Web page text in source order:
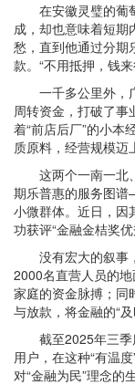
在安徽灵璧的葡
成，却也意味着短期
愁，直到他通过分期
款。“不用抵押，钱
一千多公里外，
周转资金，打破了事
着“前店后厂”的小本
质原料，经营规模迈
这两个一南一北
期乐普惠的服务图
小微群体。近日，因
功获评“金融金桔奖优
没有宏大的叙事
2000名直营人员的
家庭的资金脉搏；同
与放款，将金融的“
截至2025年三
用户，在这种“有温
对“金融为民”理念的